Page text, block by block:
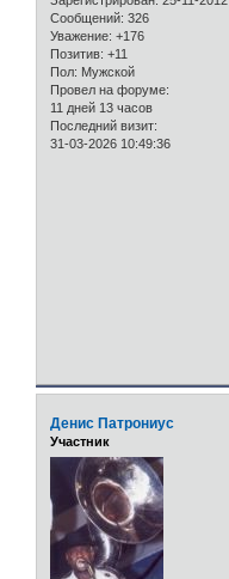
Сообщений: 326
Уважение: +176
Позитив: +11
Пол: Мужской
Провел на форуме:
11 дней 13 часов
Последний визит:
31-03-2026 10:49:36
Денис Патрониус
Участник